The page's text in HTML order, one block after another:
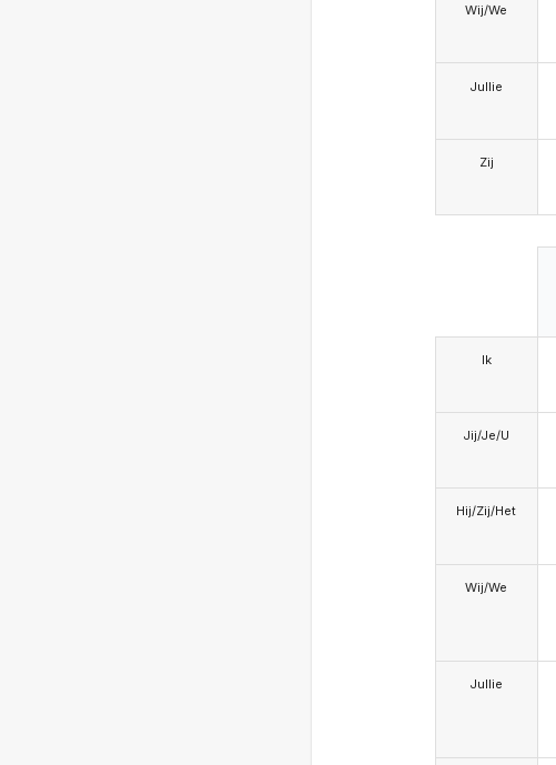
Wij/We
Jullie
Zij
Ik
Jij/Je/U
Hij/Zij/Het
Wij/We
Jullie